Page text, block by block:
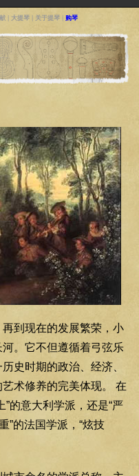
大提琴 关于提琴 购琴
到现在的发展繁荣，小
。它不但遵循着弓弦乐
史时期的政治、经济、
术修养的完美体现。 在
的意大利学派，还是“严
”的法国学派，“炫技